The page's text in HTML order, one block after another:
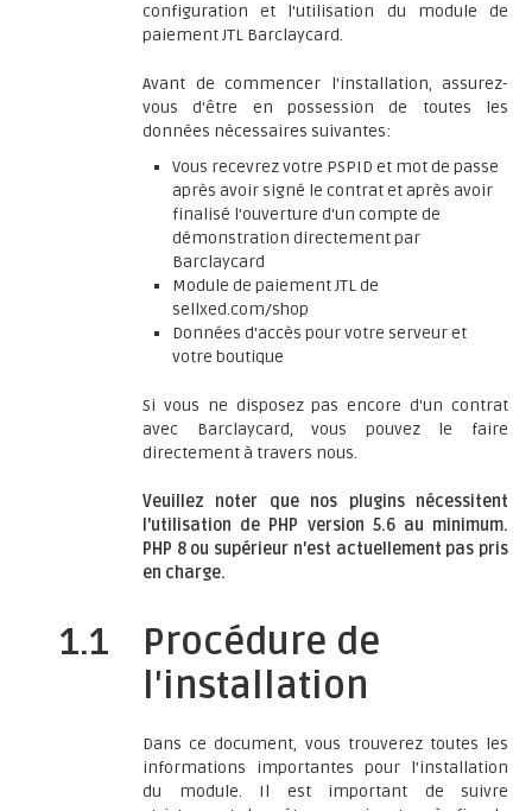
configuration et l'utilisation du module de
paiement JTL Barclaycard.
Avant de commencer l'installation, assurez-
vous d'être en possession de toutes les
données nécessaires suivantes:
Vous recevrez votre PSPID et mot de passe
après avoir signé le contrat et après avoir
finalisé l'ouverture d'un compte de
démonstration directement par
Barclaycard
Module de paiement JTL de
sellxed.com/shop
Données d'accès pour votre serveur et
votre boutique
Si vous ne disposez pas encore d'un contrat
avec Barclaycard, vous pouvez le faire
directement à travers nous.
Veuillez noter que nos plugins nécessitent
l'utilisation de PHP version 5.6 au minimum.
PHP 8 ou supérieur n'est actuellement pas pris
en charge.
1.1
Procédure de
l'installation
Dans ce document, vous trouverez toutes les
informations importantes pour l'installation
du module. Il est important de suivre